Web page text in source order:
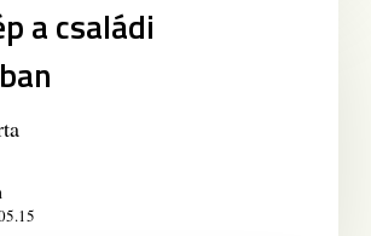
a családi